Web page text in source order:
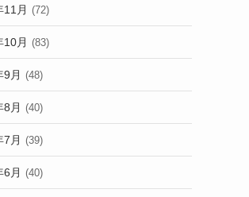
11月 (72)
10月 (83)
9月 (48)
8月 (40)
7月 (39)
6月 (40)